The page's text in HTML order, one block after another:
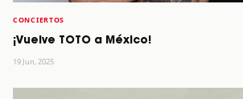
CONCIERTOS
¡Vuelve TOTO a México!
19 Jun, 2025